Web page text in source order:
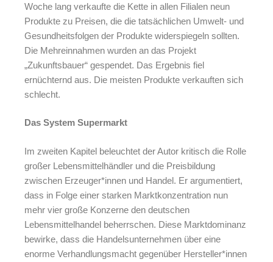
Woche lang verkaufte die Kette in allen Filialen neun
Produkte zu Preisen, die die tatsächlichen Umwelt- und
Gesundheitsfolgen der Produkte widerspiegeln sollten.
Die Mehreinnahmen wurden an das Projekt
„Zukunftsbauer“ gespendet. Das Ergebnis fiel
ernüchternd aus. Die meisten Produkte verkauften sich
schlecht.
Das System Supermarkt
Im zweiten Kapitel beleuchtet der Autor kritisch die Rolle
großer Lebensmittelhändler und die Preisbildung
zwischen Erzeuger*innen und Handel. Er argumentiert,
dass in Folge einer starken Marktkonzentration nun
mehr vier große Konzerne den deutschen
Lebensmittelhandel beherrschen. Diese Marktdominanz
bewirke, dass die Handelsunternehmen über eine
enorme Verhandlungsmacht gegenüber Hersteller*innen